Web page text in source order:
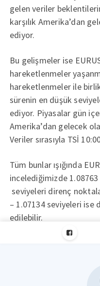
gelen veriler
karşılık Amerika’dan
ediyor.
Bu gelişmeler ise
hareketlenmeler
hareketlenmeler ile
sürenin en düşük
ediyor. Piyasalar gün
Amerika’dan gelecek
Veriler sırasıyla TSİ
Tüm bunlar ışığında
incelediğimizde
seviyeleri direnç
– 1.07134 seviyeleri
edilebilir.